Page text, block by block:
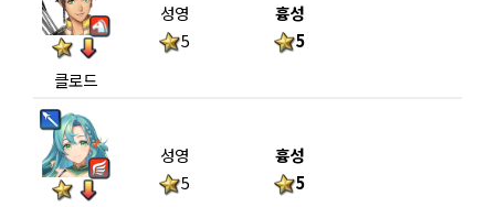
클로드
성영
5
흉성
5
성영
5
흉성
5